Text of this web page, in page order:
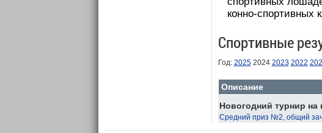
конно-спортивных
Спортивные
Год: 20252024 2023 2022
Описание
Новогодний турнир
Средний приз №2, общий